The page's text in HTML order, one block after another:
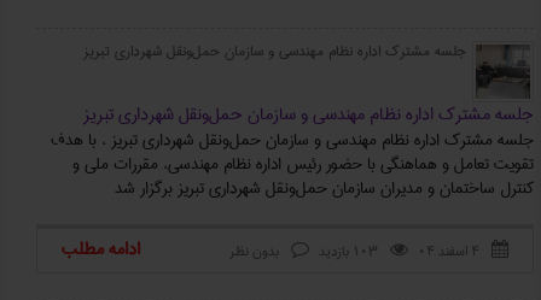
جلسه مشترک اداره نظام مهندسی و سازمان حمل‌ونقل شهرداری تبریز
جلسه مشترک اداره نظام مهندسی و سازمان حمل‌ونقل شهرداری تبریز
جلسه مشترک اداره نظام مهندسی و سازمان حمل‌ونقل شهرداری تبریز ، با هدف
تقویت تعامل و هماهنگی با حضور رئیس اداره نظام مهندسی، مقررات ملی و
کنترل ساختمان و مدیران سازمان حمل‌ونقل شهرداری تبریز برگزار شد
 ۴ اسفند ۰۴  103 بازدید  بدون نظر ادامه مطلب